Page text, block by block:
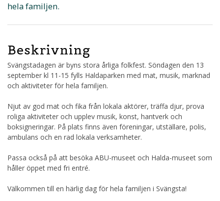
hela familjen.
Beskrivning
Svängstadagen är byns stora årliga folkfest. Söndagen den 13
september kl 11-15 fylls Haldaparken med mat, musik, marknad
och aktiviteter för hela familjen.
Njut av god mat och fika från lokala aktörer, träffa djur, prova
roliga aktiviteter och upplev musik, konst, hantverk och
boksigneringar. På plats finns även föreningar, utställare, polis,
ambulans och en rad lokala verksamheter.
Passa också på att besöka ABU-museet och Halda-museet som
håller öppet med fri entré.
Välkommen till en härlig dag för hela familjen i Svängsta!